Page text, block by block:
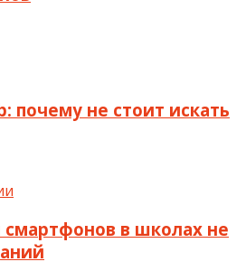
почему не стоит искать
смартфонов в школах не